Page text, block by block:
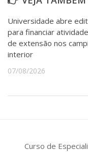
Universidade abre
para financiar
de extensão nos
interior
07/08/2026
Curso de